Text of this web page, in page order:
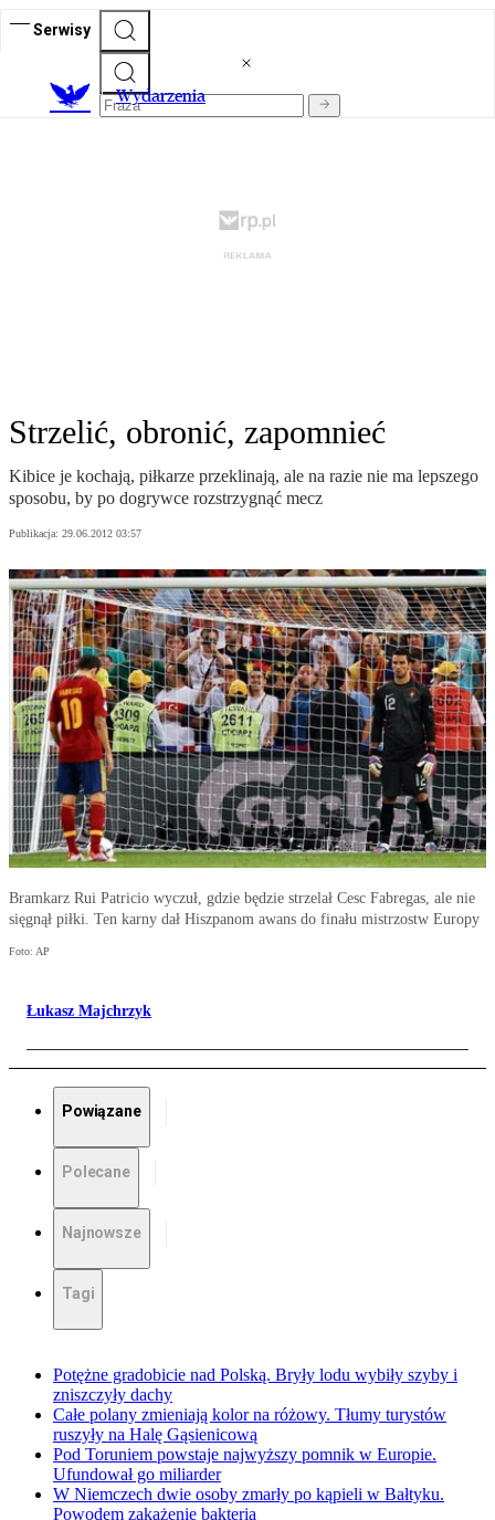
Serwisy
Wydarzenia
Strzelić, obronić, zapomnieć
Kibice je kochają, piłkarze przeklinają, ale na razie nie ma lepszego
sposobu, by po dogrywce rozstrzygnąć mecz
Publikacja: 29.06.2012 03:57
Bramkarz Rui Patricio wyczuł, gdzie będzie strzelał Cesc Fabregas, ale nie
sięgnął piłki. Ten karny dał Hiszpanom awans do finału mistrzostw Europy
Foto: AP
Łukasz Majchrzyk
Powiązane
Polecane
Najnowsze
Tagi
Potężne gradobicie nad Polską. Bryły lodu wybiły szyby i
zniszczyły dachy
Całe polany zmieniają kolor na różowy. Tłumy turystów
ruszyły na Halę Gąsienicową
Pod Toruniem powstaje najwyższy pomnik w Europie.
Ufundował go miliarder
W Niemczech dwie osoby zmarły po kąpieli w Bałtyku.
Powodem zakażenie bakterią